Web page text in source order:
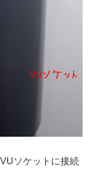
ソケットに接続